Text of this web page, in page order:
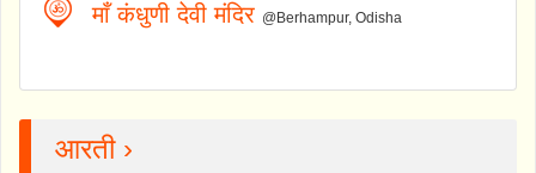
माँ कंधुणी देवी मंदिर @Berhampur, Odisha
आरती ›